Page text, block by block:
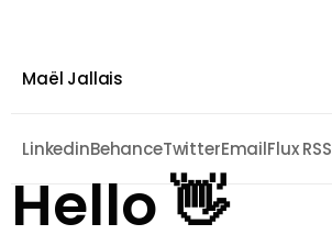
Maël Jallais
LinkedinBehanceTwitterEmailFlux RSS
Hello 👋